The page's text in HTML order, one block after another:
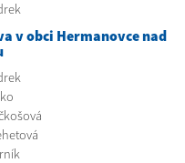
v obci Hermanovce nad